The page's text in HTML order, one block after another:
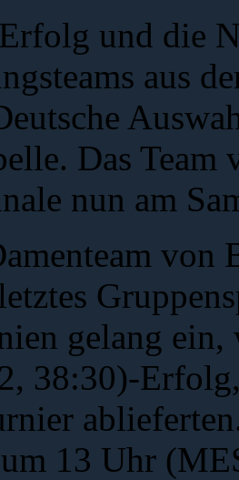
und die
aus
Das
nun am
gelang ein,
38:30)-
13 Uhr